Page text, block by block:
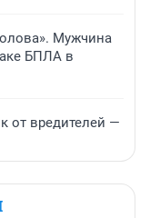
Мужчина
БПЛА в
от вредителей —